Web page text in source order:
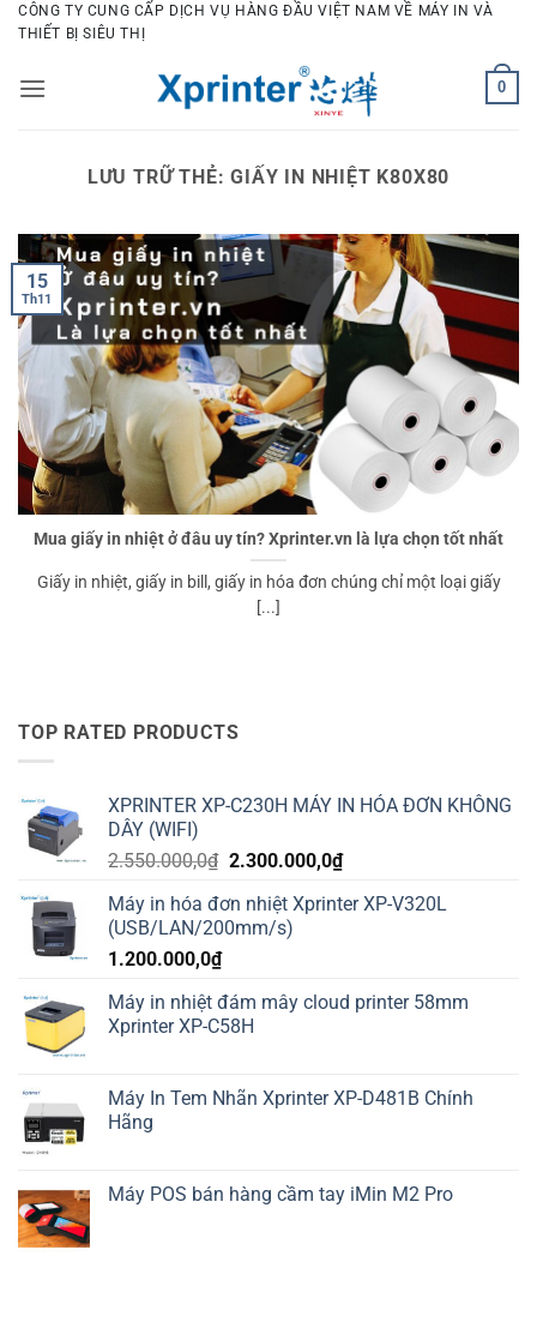
Bỏ
qua
dung
CÔNG TY CUNG CẤP DỊCH VỤ HÀNG ĐẦU VIỆT NAM VỀ MÁY IN VÀ
THIẾT BỊ SIÊU THỊ
0
LƯU TRỮ THẺ:GIẤY IN NHIỆT K80X80
Mua giấy in nhiệt ở đâu uy tín? Xprinter.vn là lựa chọn tốt nhất
Giấy in nhiệt, giấy in bill, giấy in hóa đơn chúng chỉ một loại giấy
[...]
15
Th11
TOP RATED PRODUCTS
XPRINTER XP-C230H MÁY IN HÓA ĐƠN KHÔNG
DÂY (WIFI)
2.550.000,0₫ Giá
là:
2.550.000,0₫.
2.300.000,0₫Giá
tại
Máy in hóa đơn nhiệt Xprinter XP-V320L
(USB/LAN/200mm/s)
1.200.000,0₫
Máy in nhiệt đám mây cloud printer 58mm
Xprinter XP-C58H
Máy In Tem Nhãn Xprinter XP-D481B Chính
Hãng
Máy POS bán hàng cầm tay iMin M2 Pro